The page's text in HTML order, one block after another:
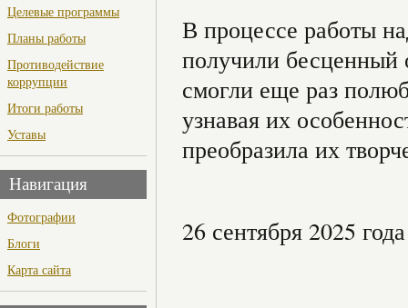
Целевые программы
Планы работы
Противодействие
коррупции
Итоги работы
Уставы
Навигация
Фотографии
Блоги
Карта сайта
В процессе работы
получили бесценный
смогли еще раз
узнавая их
преобразила их
26 сентября 2025 года